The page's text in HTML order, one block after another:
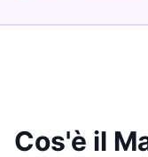
Cos'è il